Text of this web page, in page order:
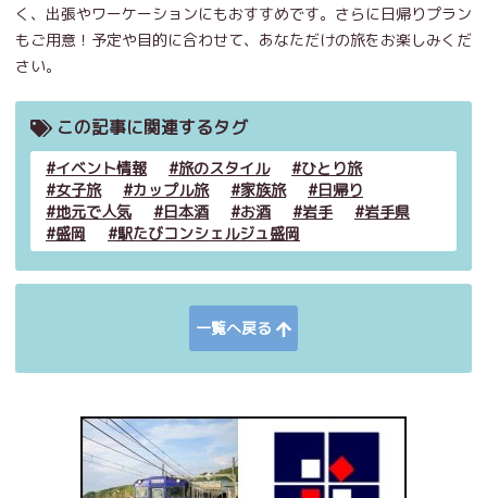
く、出張やワーケーションにもおすすめです。さらに日帰りプラン
もご用意！予定や目的に合わせて、あなただけの旅をお楽しみくだ
さい。
この記事に関連するタグ
イベント情報 旅のスタイル
ひとり旅
女子旅
カップル旅 家族旅
日帰り
地元で人気
日本酒 お酒 岩手
岩手県
盛岡
駅たびコンシェルジュ盛岡
一覧へ戻る